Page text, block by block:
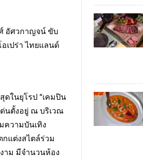
อัศวกาญจน์ ขับ
เปร่า ไทยแลนด์
ดในยุโรป “เคมปิน
ด่นตั้งอยู่ ณ บริเวณ
ความบันเทิง
แต่งสไตล์ร่วม
าม มีจำนวนห้อง